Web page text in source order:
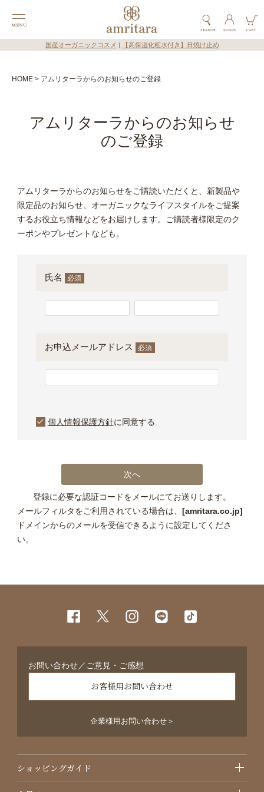
国産オーガニックコスメ 【高保湿化粧水付き】日焼け止め
HOME アムリターラからのお知らせのご登録
アムリターラからのお知らせ
のご登録
アムリターラからのお知らせをご購読いただくと、新製品や
限定品のお知らせ、オーガニックなライフスタイルをご提案
するお役立ち情報などをお届けします。ご購読者様限定のク
ーポンやプレゼントなども。
氏名
お申込メールアドレス
個人情報保護方針に同意する
次へ
登録に必要な認証コードをメールにてお送りします。
メールフィルタをご利用されている場合は、 [amritara.co.jp]
ドメインからのメールを受信できるように設定してくださ
い。
お問い合わせ／ご意見・ご感想
お客様用お問い合わせ
企業様用お問い合わせ＞
ショッピングガイド